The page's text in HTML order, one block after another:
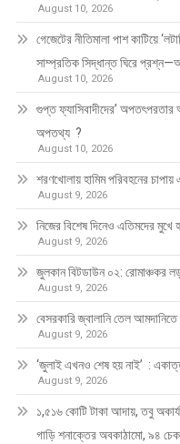
August 10, 2026
গেজেটের নীতিমালা পাশ কাটিয়ে
সাম্প্রতিক সিদ্ধান্ত ঘিরে
August 10, 2026
গুপ্ত ফ্যাসিবাদীদের’ অপতৎপরতার
অপতথ্য ?
August 10, 2026
শরণখোলায় হামিম পরিবহনের
August 9, 2026
নিজের বিশেষ দিনেও এতিমদের মুখে
August 9, 2026
জুলকান বিটডাউন ০২: রোমাঞ্চকর
August 9, 2026
বেসরকারি জ্বালানি তেল
August 9, 2026
‘জুলাই এখনও শেষ হয় নাই’ :
August 9, 2026
১,৫১৬ কোটি টাকা আদায়, তবু
গাড়ি শনাক্তের অবকাঠামো, ৯৪